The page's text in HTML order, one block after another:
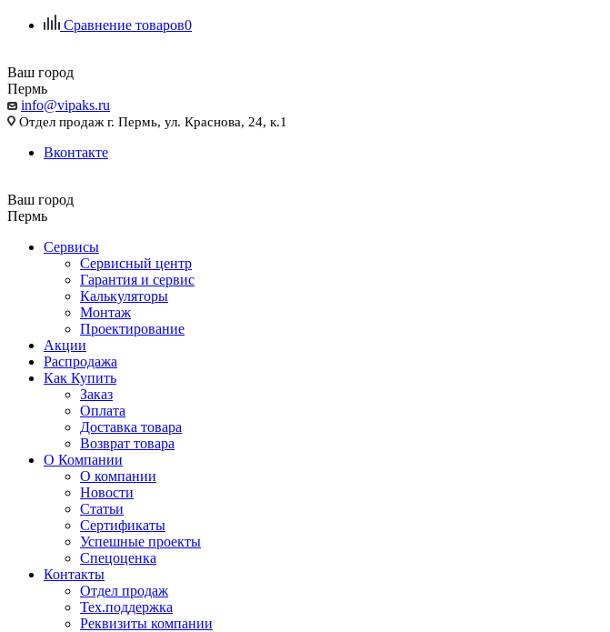
Сравнение товаров0
Ваш город
Пермь
info@vipaks.ru
Отдел продаж г. Пермь, ул. Краснова, 24, к.1
Вконтакте
Ваш город
Пермь
Сервисы
Сервисный центр
Гарантия и сервис
Калькуляторы
Монтаж
Проектирование
Акции
Распродажа
Как Купить
Заказ
Оплата
Доставка товара
Возврат товара
О Компании
О компании
Новости
Статьи
Сертификаты
Успешные проекты
Спецоценка
Контакты
Отдел продаж
Тех.поддержка
Реквизиты компании